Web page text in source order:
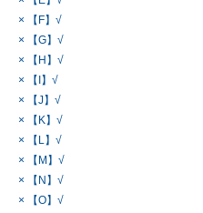
× 【F】√
× 【G】√
× 【H】√
× 【I】√
× 【J】√
× 【K】√
× 【L】√
× 【M】√
× 【N】√
× 【O】√